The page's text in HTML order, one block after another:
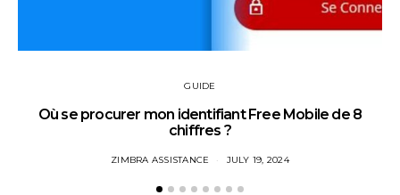
GUIDE
Où se procurer mon identifiant Free Mobile de 8
chiffres ?
ZIMBRA ASSISTANCE JULY 19, 2024